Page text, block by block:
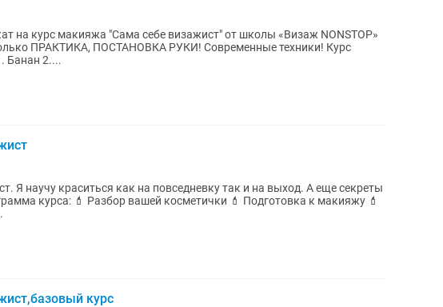
на курс макияжа "Сама себе визажист" от школы «Визаж NONSTОP»
ПРАКТИКА, ПОСТАНОВКА РУКИ! Современные техники! Курс
Банан 2....
Я научу краситься как на повседневку так и на выход. А еще секреты
курс